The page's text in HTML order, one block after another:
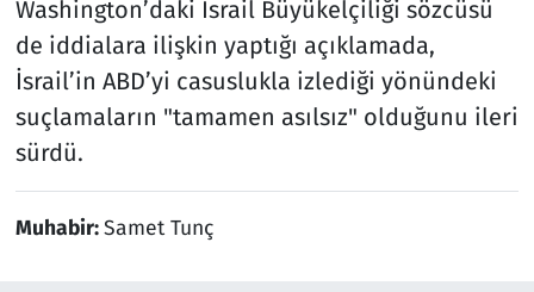
Washington’daki İsrail Büyükelçiliği sözcüsü
de iddialara ilişkin yaptığı açıklamada,
İsrail’in ABD’yi casuslukla izlediği yönündeki
suçlamaların "tamamen asılsız" olduğunu ileri
sürdü.
Muhabir:Samet Tunç